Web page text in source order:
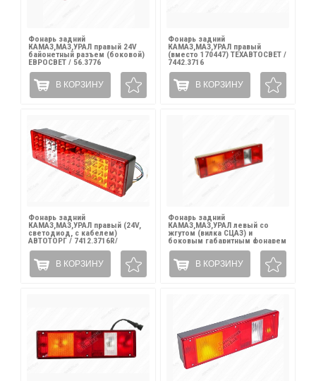
Фонарь задний
КАМАЗ,МАЗ,УРАЛ правый 24V
байонетный разъем (боковой)
ЕВРОСВЕТ / 56.3776
В КОРЗИНУ
Фонарь задний
КАМАЗ,МАЗ,УРАЛ правый
(вместо 170447) ТЕХАВТОСВЕТ /
7442.3716
В КОРЗИНУ
Фонарь задний
КАМАЗ,МАЗ,УРАЛ правый (24V,
светодиод, с кабелем)
АВТОТОРГ / 7412.3716R/
АТ-1091/AT18913/1 LED
В КОРЗИНУ
Фонарь задний
КАМАЗ,МАЗ,УРАЛ левый со
жгутом (вилка СЦАЗ) и
боковым габаритным фонарем
РУДЕНСК / 7452.3716-10
В КОРЗИНУ